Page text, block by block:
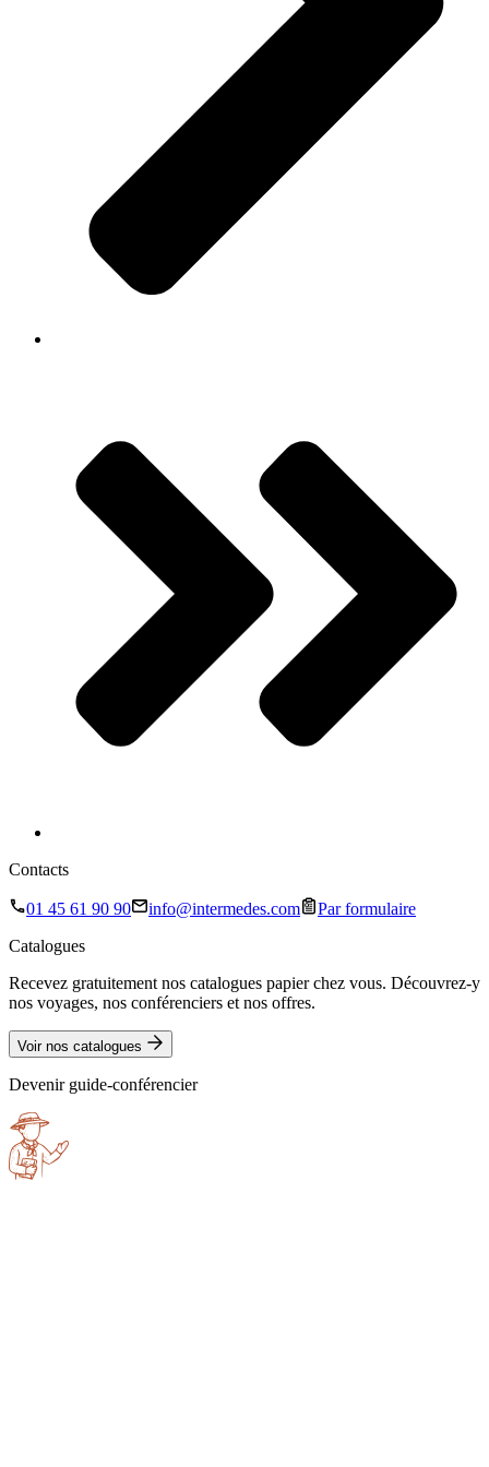
Contacts
01 45 61 90 90 info@intermedes.com
Par formulaire
Catalogues
Recevez gratuitement nos catalogues papier chez vous. Découvrez-y
nos voyages, nos conférenciers et nos offres.
Voir nos catalogues
Devenir guide-conférencier